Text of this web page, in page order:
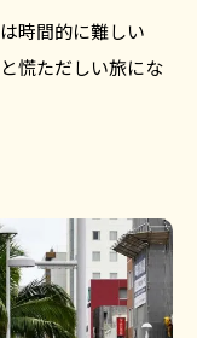
時間的に難しい
慌ただしい旅にな